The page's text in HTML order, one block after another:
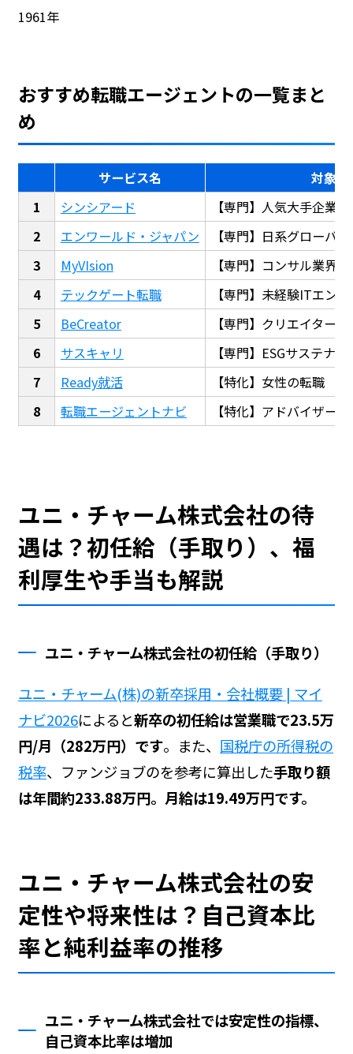
1961年
おすすめ転職エージェントの一覧まと
め
サービス名
対象
シンシアード
【専門】人気大手企業
エンワールド・ジャパン
【専門】日系グローバ
MyVIsion
【専門】コンサル業界
テックゲート転職
【専門】未経験ITエン
BeCreator
【専門】クリエイター
サスキャリ
【専門】ESGサステナ
Ready就活
【特化】女性の転職
転職エージェントナビ
【特化】アドバイザー
ユニ・チャーム株式会社の待
遇は？初任給（手取り）、福
利厚生や手当も解説
ユニ・チャーム株式会社の初任給（手取り）
ユニ・チャーム(株)の新卒採用・会社概要 | マイ
ナビ2026によると新卒の初任給は営業職で23.5万
円/月（282万円）です。また、 国税庁の所得税の
税率、ファンジョブのを参考に算出した手取り額
は年間約233.88万円。月給は19.49万円です。
ユニ・チャーム株式会社の安
定性や将来性は？自己資本比
率と純利益率の推移
ユニ・チャーム株式会社では安定性の指標、
自己資本比率は増加